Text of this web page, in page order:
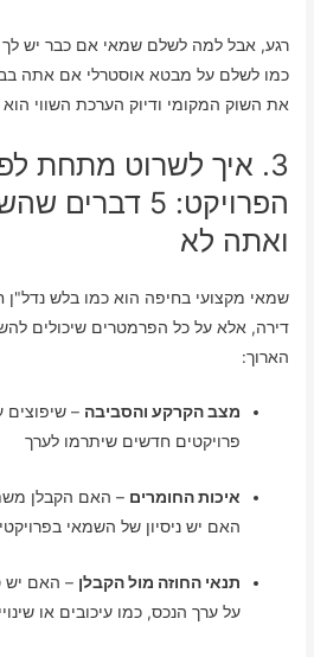
רגע, אבל למה לשלם שמאי אם כבר יש
כמו לשלם על מבטא אוסטרלי אם אתה
את השוק המקומי ודיוק הערכת השווי הוא
3. איך לשרוט מתחת
הפרויקט: 5
ואתה לא
שמאי מקצועי בחיפה הוא כמו בלש
דירה, אלא על כל הפרמטרים שיכולים
הארוך:
מצב הקרקע והסביבה – שיפוצים
פרויקטים חדשים שיתרמו לערך
איכות החומרים – האם הקבלן
האם יש ניסיון של השמאי
תנאי החוזה מול הקבלן – האם יש
על ערך הנכס, כמו עיכובים או